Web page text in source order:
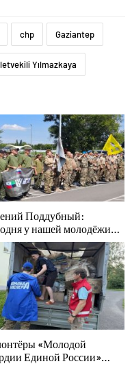
chp Gaziantep
Yılmazkaya
Поддубный:
у нашей молодёжи
характер победителей
«Молодой
Единой России»